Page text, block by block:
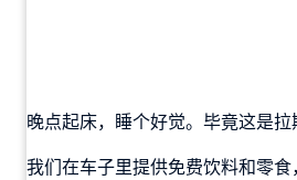
晚点起床，睡个好觉。毕竟这是
我们在车子里提供免费饮料和零